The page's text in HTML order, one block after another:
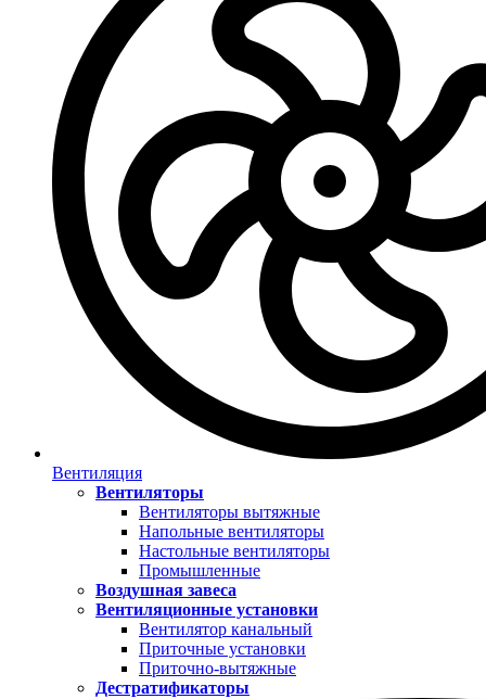
Вентиляция
Вентиляторы
Вентиляторы вытяжные
Напольные вентиляторы
Настольные вентиляторы
Промышленные
Воздушная завеса
Вентиляционные установки
Вентилятор канальный
Приточные установки
Приточно-вытяжные
Дестратификаторы